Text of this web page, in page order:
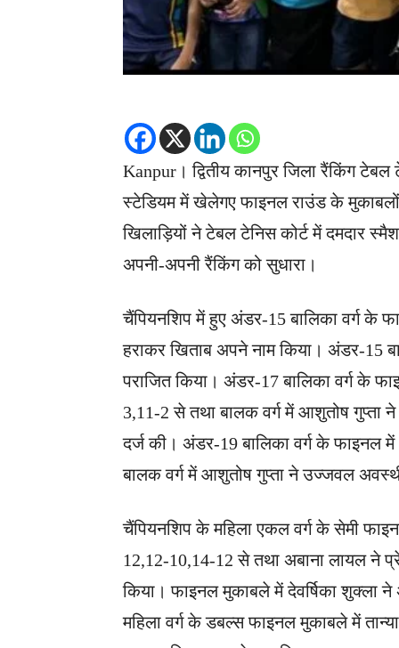
Kanpur। द्वितीय कानपुर जिला रैंकिंग टेबल
स्टेडियम में खेलेगए फाइनल राउंड के
खिलाड़ियों ने टेबल टेनिस कोर्ट में दमदार
अपनी-अपनी रैंकिंग को सुधारा।
चैंपियनशिप में हुए अंडर-15 बालिका वर्ग के
हराकर खिताब अपने नाम किया। अंडर-15
पराजित किया। अंडर-17 बालिका वर्ग के
3,11-2 से तथा बालक वर्ग में आशुतोष गुप्ता
दर्ज की। अंडर-19 बालिका वर्ग के फाइनल
बालक वर्ग में आशुतोष गुप्ता ने उज्जवल
चैंपियनशिप के महिला एकल वर्ग के सेमी
12,12-10,14-12 से तथा अबाना लायल ने
किया। फाइनल मुकाबले में देवर्षिका शुक्ला
महिला वर्ग के डबल्स फाइनल मुकाबले में